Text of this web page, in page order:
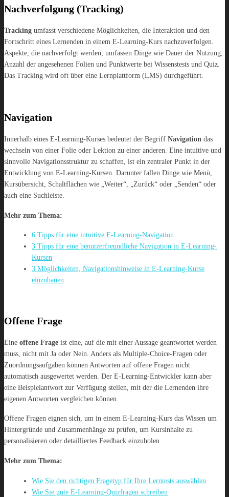
Nachverfolgung (Tracking)
Tracking umfasst verschiedene Möglichkeiten, die Interaktion und den
Fortschritt eines Lernenden in einem E-Learning-Kurs nachzuverfolgen.
Aspekte, die nachverfolgt werden, umfassen Dinge wie Dauer der Nutzung,
Anzahl der angesehenen Folien und Punktwerte bei Wissenstests und Quiz.
Das Tracking wird oft über eine Lernplattform (LMS) durchgeführt.
Navigation
Innerhalb eines E-Learning-Kurses bedeutet der Begriff Navigation das
wechseln von einer Folie oder Lektion zu einer anderen. Eine intuitive und
sinnvolle Navigationsstruktur zu schaffen, ist ein zentraler Punkt in der
Entwicklung von E-Learning-Kursen. Darunter fallen Dinge wie Menü,
Kursübersicht, Schaltflächen wie „Weiter“, „Zurück“ oder „Senden“ oder
auch eine Suchleiste.
Mehr zum Thema:
6 Tipps für eine intuitive E-Learning-Navigation
3 Tipps für eine benutzerfreundliche Navigation in E-Learning-
Kursen
3 Möglichkeiten, Navigationshinweise in E-Learning-Kurse
einzubauen
Offene Frage
Eine offene Frage ist eine, auf die mit einer Aussage geantwortet werden
muss, nicht mit Ja oder Nein. Anders als Multiple-Choice-Fragen oder
Zuordnungsaufgaben können Antworten auf offene Fragen nicht
automatisch ausgewertet werden. Der E-Learning-Entwickler kann aber
eine Beispielantwort zur Verfügung stellen, mit der die Lernenden ihre
eigenen Antworten vergleichen können.
Offene Fragen eignen sich, um in einem E-Learning-Kurs das Wissen um
Hintergründe und Zusammenhänge zu prüfen, um Kursinhalte zu
personalisieren oder detailliertes Feedback einzuholen.
Mehr zum Thema:
Wie Sie den richtigen Fragetyp für Ihre Lerntests auswählen
Wie Sie gute E-Learning-Quizfragen schreiben